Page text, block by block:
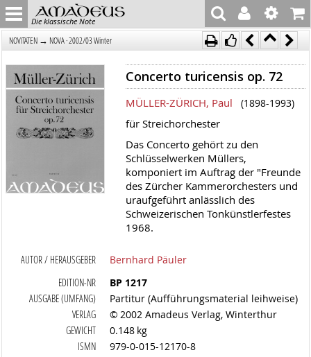
Die klassische Note
NOVITÄTEN → NOVA · 2002/03 Winter
Concerto turicensis op. 72
MÜLLER-ZÜRICH, Paul (1898-1993)
für Streichorchester
Das Concerto gehört zu den
Schlüsselwerken Müllers,
komponiert im Auftrag der "Freunde
des Zürcher Kammerorchesters und
uraufgeführt anlässlich des
Schweizerischen Tonkünstlerfestes
1968.
AUTOR / HERAUSGEBER
Bernhard Päuler
EDITION-NR
BP 1217
AUSGABE (UMFANG)
Partitur (Aufführungsmaterial leihweise)
VERLAG
© 2002 Amadeus Verlag, Winterthur
GEWICHT
0.148 kg
ISMN
979-0-015-12170-8